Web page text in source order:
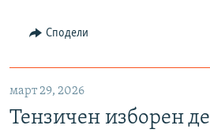
Сподели
март 29, 2026
Тензичен изборен